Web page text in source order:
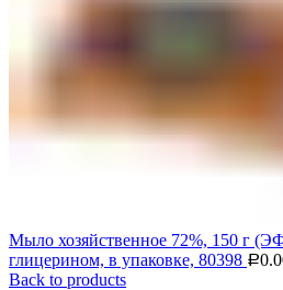
Мыло хозяйственное 72%, 150 г
глицерином, в упаковке, 80398 Р
Back to products